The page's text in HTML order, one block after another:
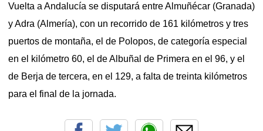
Vuelta a Andalucía se disputará entre Almuñécar (Granada)
y Adra (Almería), con un recorrido de 161 kilómetros y tres
puertos de montaña, el de Polopos, de categoría especial
en el kilómetro 60, el de Albuñal de Primera en el 96, y el
de Berja de tercera, en el 129, a falta de treinta kilómetros
para el final de la jornada.